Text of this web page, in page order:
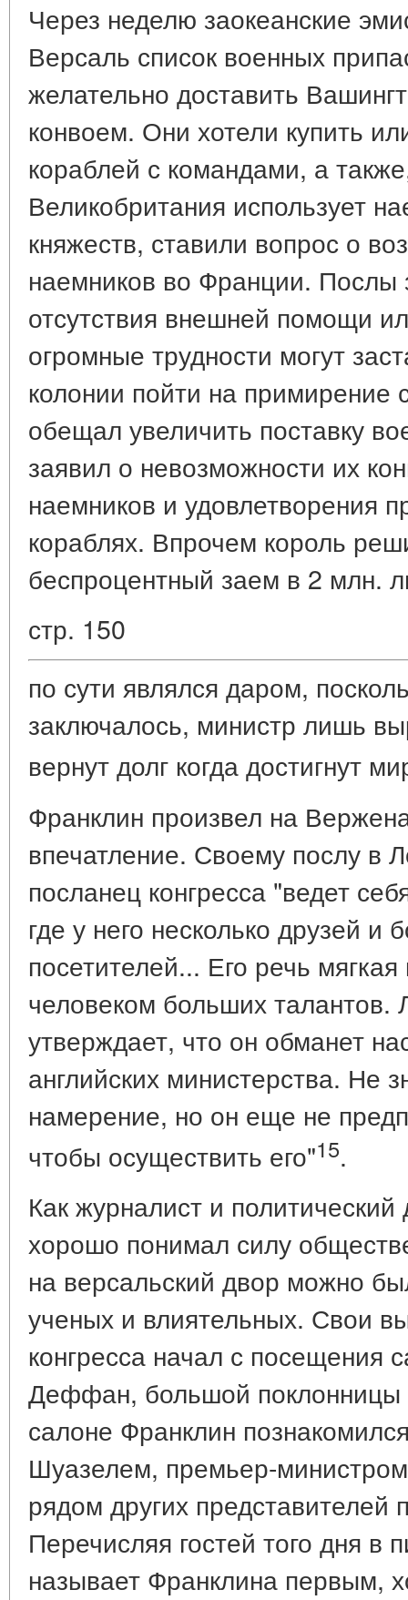
Через неделю заокеанские
Версаль список военных
желательно доставить
конвоем. Они хотели купить
кораблей с командами, а
Великобритания использует
княжеств, ставили вопрос о
наемников во Франции. Послы
отсутствия внешней помощи
огромные трудности могут
колонии пойти на
обещал увеличить поставку
заявил о невозможности их
наемников и удовлетворения
кораблях. Впрочем король
беспроцентный заем в 2 млн.
стр. 150
по сути являлся даром,
заключалось, министр лишь
вернут долг когда достигнут
Франклин произвел на
впечатление. Своему послу в
посланец конгресса "ведет
где у него несколько друзей и
посетителей... Его речь
человеком больших талантов.
утверждает, что он обманет
английских министерства. Не
намерение, но он еще не
чтобы осуществить его"15.
Как журналист и
хорошо понимал силу
на версальский двор можно
ученых и влиятельных. Свои
конгресса начал с посещения
Деффан, большой поклонницы
салоне Франклин
Шуазелем, премьер-
рядом других представителей
Перечисляя гостей того дня в
называет Франклина первым,